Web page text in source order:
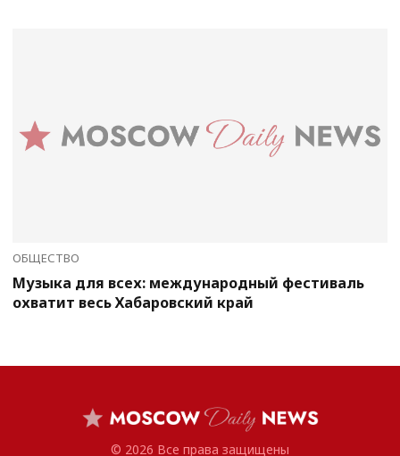
ОБЩЕСТВО
Музыка для всех: международный фестиваль
охватит весь Хабаровский край
© 2026 Все права защищены